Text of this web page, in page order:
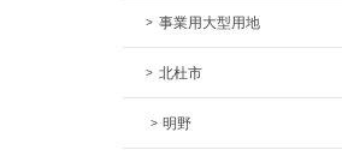
事業用大型用地
北杜市
明野